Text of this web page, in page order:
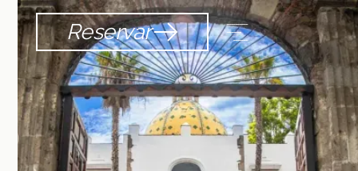
Reservar